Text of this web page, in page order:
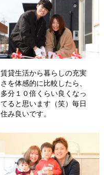
賃貸生活から暮らしの充実
さを体感的に比較したら、
多分１０倍くらい良くなっ
てると思います（笑）毎日
住み良いです。